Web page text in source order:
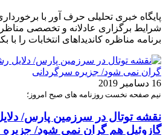
پایگاه خبری تحلیلی حرف آور با
شرایط برگزاری عادلانه و تخصصی
برنامه مناظره کاندیداهای انتخابات را با
16 دسامبر 2019
نیم صفحه نخست روزنامه های صبح امروز؛
نقشه توتال در سرزمین پارس/
گازوئیل هم گران نمی شود/